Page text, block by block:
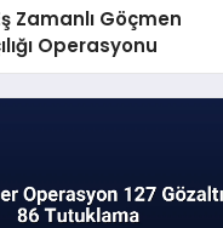
Zamanlı Göçmen
Operasyonu